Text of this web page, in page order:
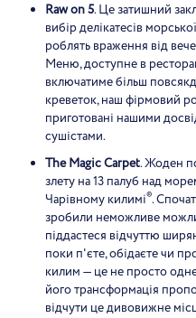
Raw on 5. Це затишний
вибір делікатесів
роблять враження від
Меню, доступне в
включатиме більш
креветок, наш фірмовий
приготовані нашими
сушістами.
The Magic Carpet. Жоден
злету на 13 палуб над
Чарівному килимі®.
зробили неможливе
піддастеся відчуттю
поки п'єте, обідаєте чи
килим — це не просто одне
його трансформація
відчути це дивовижне